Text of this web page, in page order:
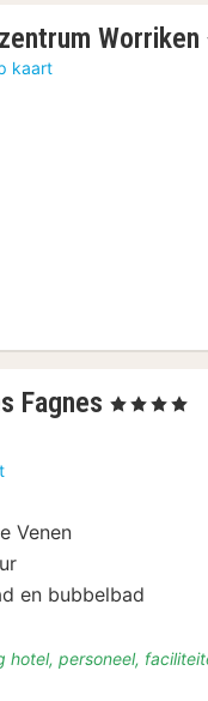
Worriken
kaart
Fagnes 1
, 4 Sterren
Venen
en bubbelbad
hotel, personeel,